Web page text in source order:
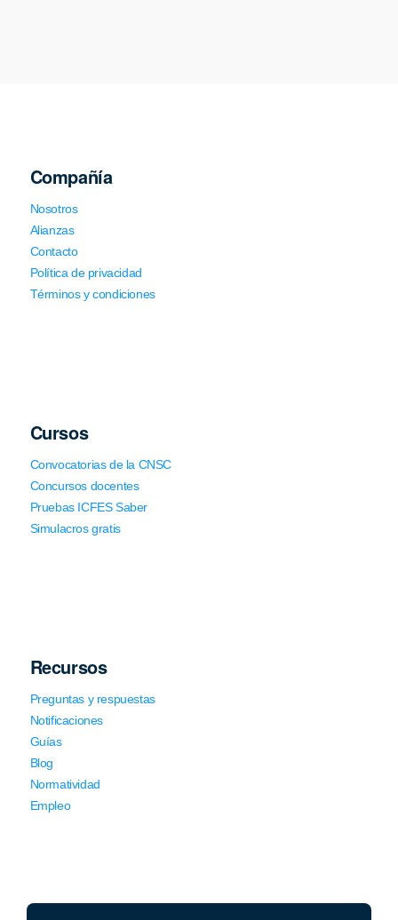
Compañía
Nosotros
Alianzas
Contacto
Política de privacidad
Términos y condiciones
Cursos
Convocatorias de la CNSC
Concursos docentes
Pruebas ICFES Saber
Simulacros gratis
Recursos
Preguntas y respuestas
Notificaciones
Guías
Blog
Normatividad
Empleo